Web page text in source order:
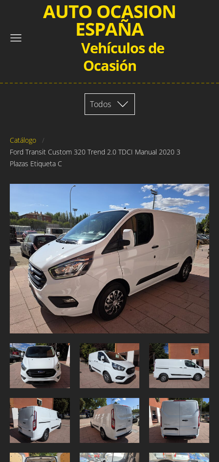
AUTO OCASION
ESPAÑA
Vehículos de
Ocasión
Todos
Catálogo
Ford Transit Custom 320 Trend 2.0 TDCI Manual 2020 3
Plazas Etiqueta C